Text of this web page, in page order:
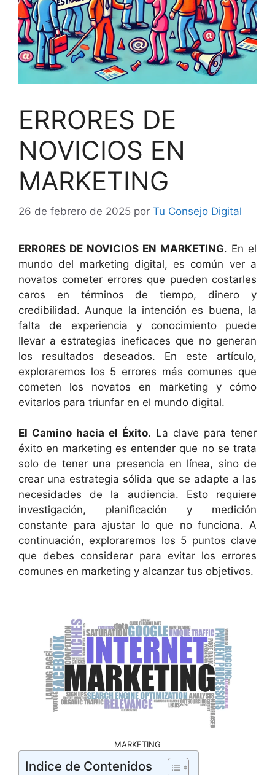
ERRORES DE
NOVICIOS EN
MARKETING
26 de febrero de 2025 por Tu Consejo Digital
ERRORES DE NOVICIOS EN MARKETING. En el
mundo del marketing digital, es común ver a
novatos cometer errores que pueden costarles
caros en términos de tiempo, dinero y
credibilidad. Aunque la intención es buena, la
falta de experiencia y conocimiento puede
llevar a estrategias ineficaces que no generan
los resultados deseados. En este artículo,
exploraremos los 5 errores más comunes que
cometen los novatos en marketing y cómo
evitarlos para triunfar en el mundo digital.
El Camino hacia el Éxito. La clave para tener
éxito en marketing es entender que no se trata
solo de tener una presencia en línea, sino de
crear una estrategia sólida que se adapte a las
necesidades de la audiencia. Esto requiere
investigación, planificación y medición
constante para ajustar lo que no funciona. A
continuación, exploraremos los 5 puntos clave
que debes considerar para evitar los errores
comunes en marketing y alcanzar tus objetivos.
MARKETING
Indice de Contenidos